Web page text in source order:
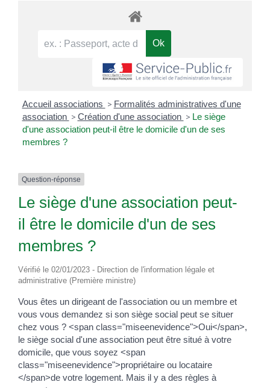
Accueil associations > Formalités administratives d'une
association > Création d'une association > Le siège
d'une association peut-il être le domicile d'un de ses
membres ?
Question-réponse
Le siège d'une association peut-
il être le domicile d'un de ses
membres ?
Vérifié le 02/01/2023 - Direction de l'information légale et
administrative (Première ministre)
Vous êtes un dirigeant de l'association ou un membre et
vous vous demandez si son siège social peut se situer
chez vous ? <span class="miseenevidence">Oui</span>,
le siège social d'une association peut être situé à votre
domicile, que vous soyez <span
class="miseenevidence">propriétaire ou locataire
</span>de votre logement. Mais il y a des règles à